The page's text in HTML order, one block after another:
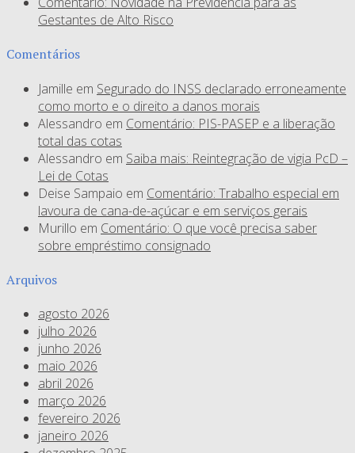
Gestantes de Alto Risco
Comentários
Jamille em Segurado do INSS declarado erroneamente
como morto e o direito a danos morais
Alessandro em Comentário: PIS-PASEP e a liberação
total das cotas
Alessandro em Saiba mais: Reintegração de vigia PcD –
Lei de Cotas
Deise Sampaio em Comentário: Trabalho especial em
lavoura de cana-de-açúcar e em serviços gerais
Murillo em Comentário: O que você precisa saber
sobre empréstimo consignado
Arquivos
agosto 2026
julho 2026
junho 2026
maio 2026
abril 2026
março 2026
fevereiro 2026
janeiro 2026